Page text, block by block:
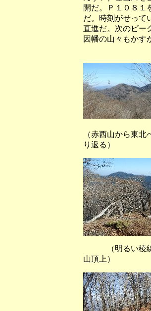
開だ。Ｐ１０８１
だ。時刻がせって
直進だ。次のピー
因幡の山々もかす
（赤西山か
（赤西山か
り返る）
（明るい稜
山頂上）